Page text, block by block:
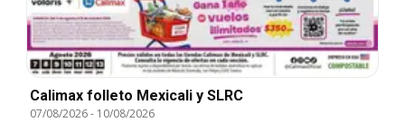
Calimax folleto Mexicali y SLRC
07/08/2026- 10/08/2026